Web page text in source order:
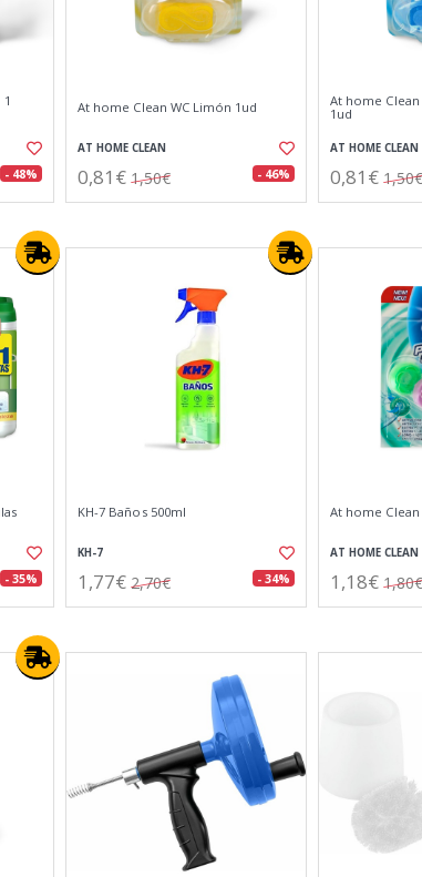
- 48%
At home Clean WC Limón 1ud
AT HOME CLEAN
0,81€ 1,50€ - 46%
At home
1ud
AT HOME CLEAN
0,81€ 1,50€
- 35%
KH-7 Baños 500ml
KH-7
1,77€ 2,70€ - 34%
At home Clean
AT HOME CLEAN
1,18€ 1,80€